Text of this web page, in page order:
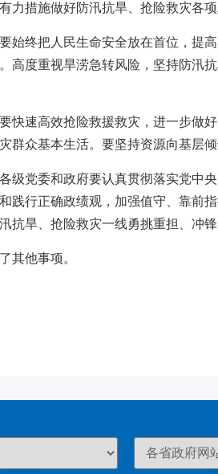
力措施做好防汛抗旱、抢险救灾各项
始终把人民生命安全放在首位，提
高度重视旱涝急转风险，坚持防汛
快速高效抢险救援救灾，进一步做
群众基本生活。要坚持资源向基层
级党委和政府要认真贯彻落实党中
践行正确政绩观，加强值守、靠前
抗旱、抢险救灾一线勇挑重担、冲
其他事项。